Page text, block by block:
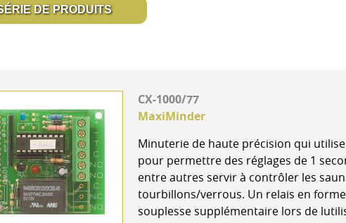
DE PRODUITS
CX-1000/77
MaxiMinder
Minuterie de haute précision qui
pour permettre des réglages de 1
entre autres servir à contrôler les
tourbillons/verrous. Un relais en
souplesse supplémentaire lors de